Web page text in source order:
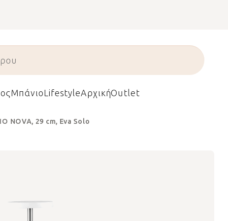
ΜπάνιοLifestyleΑρχικήOutlet
NOVA, 29 cm, Eva Solo